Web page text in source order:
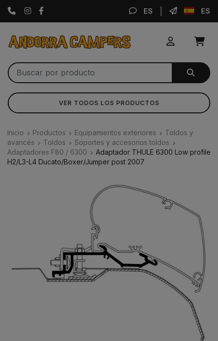
Instagram ES ES
VER TODOS LOS PRODUCTOS
Inicio Productos Equipamientos exteriores
Toldos y
avancés
Toldos
Soportes y accesorios toldos
Adaptadores F80 / 6300
Adaptador THULE 6300 Low profile
H2/L3-L4 Ducato/Boxer/Jumper post 2007